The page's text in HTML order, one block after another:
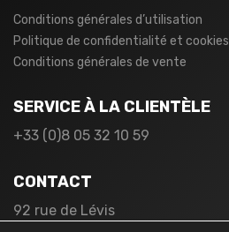
Conditions générales d’utilisation
Politique de confidentialité et cookies
Conditions générales de vente
SERVICE À LA CLIENTÈLE
+33 (0)8 05 32 10 59
CONTACT
92 rue de Lévis